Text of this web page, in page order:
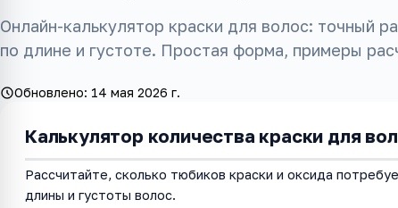
Онлайн-калькулятор краски для волос: точный
по длине и густоте. Простая форма, примеры
Обновлено: 14 мая 2026 г.
Калькулятор количества краски для
Рассчитайте, сколько тюбиков краски и оксида
длины и густоты волос.